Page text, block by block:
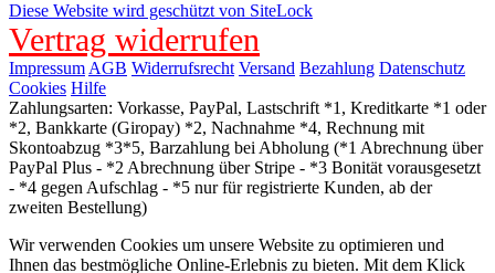
Diese Website wird geschützt von SiteLock
Vertrag widerrufen
Impressum AGB Widerrufsrecht Versand Bezahlung Datenschutz
Cookies Hilfe
Zahlungsarten: Vorkasse, PayPal, Lastschrift *1, Kreditkarte *1 oder
*2, Bankkarte (Giropay) *2, Nachnahme *4, Rechnung mit
Skontoabzug *3*5, Barzahlung bei Abholung (*1 Abrechnung über
PayPal Plus - *2 Abrechnung über Stripe - *3 Bonität vorausgesetzt
- *4 gegen Aufschlag - *5 nur für registrierte Kunden, ab der
zweiten Bestellung)
Wir verwenden Cookies um unsere Website zu optimieren und
Ihnen das bestmögliche Online-Erlebnis zu bieten. Mit dem Klick